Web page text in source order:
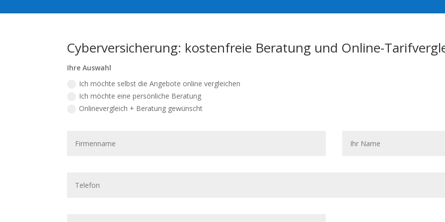
Cyberversicherung: kostenfreie Beratung und Online-
Ihre Auswahl
Ich möchte selbst die Angebote online vergleichen
Ich möchte eine persönliche Beratung
Onlinevergleich + Beratung gewünscht